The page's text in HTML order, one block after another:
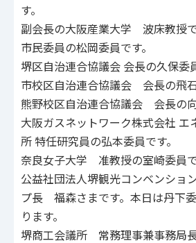
す。
副会長の大阪産業大学 波床教授で
市民委員の松岡委員です。
堺区自治連合協議会 会長の久保委
市校区自治連合協議会 会長の飛石
熊野校区自治連合協議会 会長の向
大阪ガスネットワーク株式会社 エ
所 特任研究員の弘本委員です。
奈良女子大学 准教授の室崎委員で
公益社団法人堺観光コンベンシ
プ長 福森さまです。本日は丹下
ります。
堺商工会議所 常務理事兼事務局長